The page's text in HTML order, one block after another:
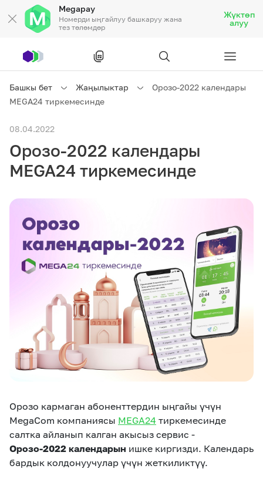
Megapay
Номерди ыңгайлуу башкаруу жана
тез төлөмдөр
Жүктөп
алуу
Жеке кардарларга
Ишкердик үчүн
Байланыш
M2M
Кызматтар
Кызматтар Көңүл ачуучу Соц. тармактар
Чалуулар жана
Номерди тандоо SIM жеткирүү
Компания
Биз жөнүндө Жаңылыктар MEGAда иште
Өнөктөштөргө
Офис картасы
жана каптоо
MegaTV MegaPay MegaKassa
Башкы бет Жаңылыктар
Орозо-2022 календары
MEGA24 тиркемесинде
08.04.2022
Орозо-2022 календары
MEGA24 тиркемесинде
Орозо кармаган абоненттердин ыңгайы үчүн
MegaCom компаниясы MEGA24 тиркемесинде
салтка айланып калган акысыз сервис -
Орозо-2022 календарын ишке киргизди. Календарь
бардык колдонуучулар үчүн жеткиликтүү.